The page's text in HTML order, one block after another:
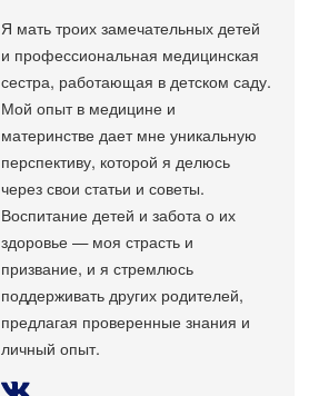
Я мать троих замечательных детей
и профессиональная медицинская
сестра, работающая в детском саду.
Мой опыт в медицине и
материнстве дает мне уникальную
перспективу, которой я делюсь
через свои статьи и советы.
Воспитание детей и забота о их
здоровье — моя страсть и
призвание, и я стремлюсь
поддерживать других родителей,
предлагая проверенные знания и
личный опыт.